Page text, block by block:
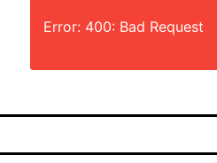
Error: 400: Bad Request